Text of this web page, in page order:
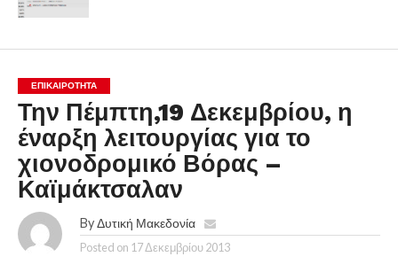
ΕΠΙΚΑΙΡΟΤΗΤΑ
Την Πέμπτη,19 Δεκεμβρίου, η
έναρξη λειτουργίας για το
χιονοδρομικό Βόρας –
Καϊμάκτσαλαν
By Δυτική Μακεδονία
Posted on 17 Δεκεμβρίου 2013